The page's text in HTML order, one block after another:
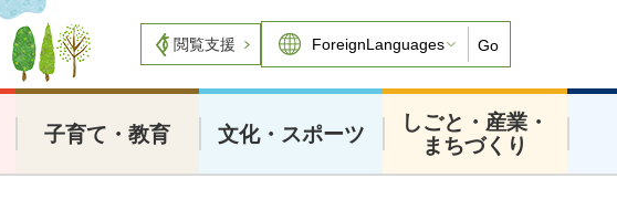
閲覧支援 Go
子育て・教育 文化・スポーツ
しごと・産業・
まちづくり